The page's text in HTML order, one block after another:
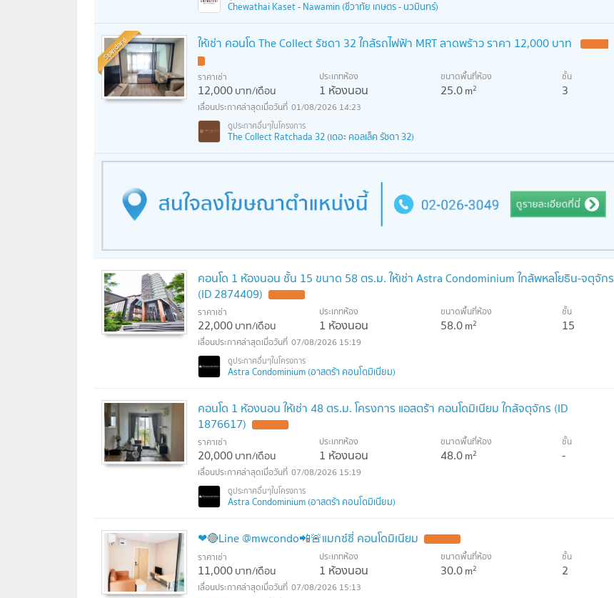
Chewathai Kaset - Nawamin (ชีวาทัย เกษตร - นวมินทร์)
Standard ให้เช่า คอนโด The Collect รัชดา 32 ใกล้รถไฟฟ้า MRT ลาดพร้าว ราคา 12,000 บาท
ราคาเช่า
12,000บาท/เดือน
ประเภทห้อง
1 ห้องนอน
ขนาดพื้นที่ห้อง
25.0m2
ชั้น
3
01/08/2026 14:23
The Collect Ratchada 32 (เดอะ คอลเล็ค รัชดา 32)
คอนโด 1 ห้องนอน ชั้น 15 ขนาด 58 ตร.ม. ให้เช่า Astra Condominium ใกล้พหลโยธิน-จตุจักร
(ID 2874409)
ราคาเช่า
22,000บาท/เดือน
ประเภทห้อง
1 ห้องนอน
ขนาดพื้นที่ห้อง
58.0m2
ชั้น
15
07/08/2026 15:19
Astra Condominium (อาสตร้า คอนโดมิเนียม)
คอนโด 1 ห้องนอน ให้เช่า 48 ตร.ม. โครงการ แอสตร้า คอนโดมิเนียม ใกล้จตุจักร (ID
1876617)
ราคาเช่า
20,000บาท/เดือน
ประเภทห้อง
1 ห้องนอน
ขนาดพื้นที่ห้อง
48.0m2
ชั้น
-
07/08/2026 15:19
Astra Condominium (อาสตร้า คอนโดมิเนียม)
❤🔴Line @mwcondo📲🚨แมกซ์ซี่ คอนโดมิเนียม
ราคาเช่า
11,000บาท/เดือน
ประเภทห้อง
1 ห้องนอน
ขนาดพื้นที่ห้อง
30.0m2
ชั้น
2
07/08/2026 15:13